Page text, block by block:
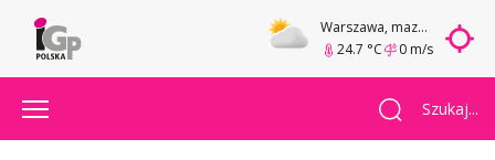
Warszawa, mazowieckie
24.7 °C
0 m/s
Szukaj...